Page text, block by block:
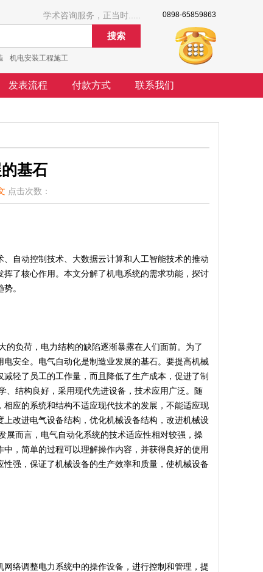
学术咨询服务，正当时.....
搜索
机电安装工程施工
0898-65859863
发表流程 付款方式 联系我们
基石
点击次数：
自动控制技术、大数据云计算和人工智能技术的推动
了核心作用。本文分解了机电系统的需求功能，探讨
。
负荷，电力结构的缺陷逐渐暴露在人们面前。为了
安全。电气自动化是制造业发展的基石。要提高机械
轻了员工的工作量，而且降低了生产成本，促进了制
、结构良好，采用现代先进设备，技术应用广泛。随
应的系统和结构不适应现代技术的发展，不能适应现
改进电气设备结构，优化机械设备结构，改进机械设
展而言，电气自动化系统的技术适应性相对较强，操
，简单的过程可以理解操作内容，并获得良好的使用
强，保证了机械设备的生产效率和质量，使机械设备
络调整电力系统中的操作设备，进行控制和管理，提